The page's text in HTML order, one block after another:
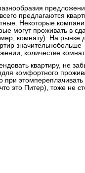
предлагаются
Некоторые
могут проживать в
комнату). На рынке
значительнобольше
количестве
квартиру, не
комфортного
при
это Питер), тоже не